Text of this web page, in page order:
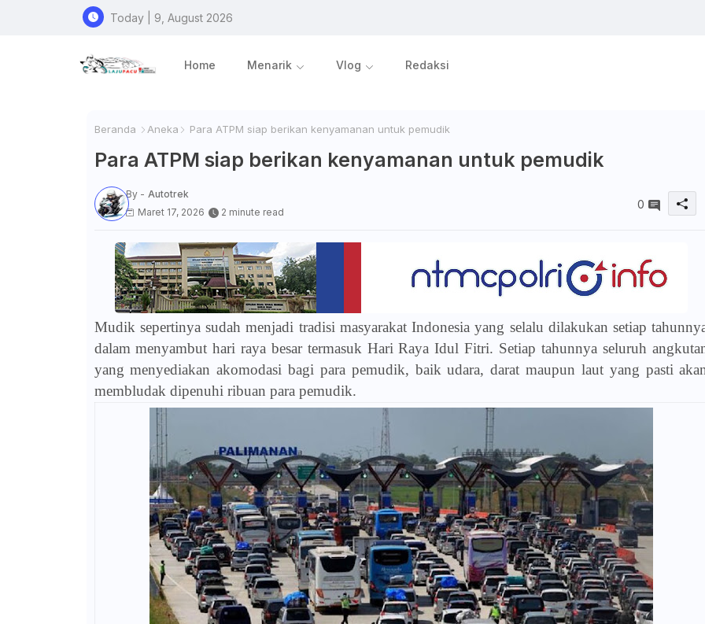
Today | 9, August 2026
Home Menarik Vlog Redaksi
Beranda Aneka Para ATPM siap berikan kenyamanan untuk pemudik
Para ATPM siap berikan kenyamanan untuk pemudik
By - Autotrek
Maret 17, 2026
2 minute read
0
Mudik sepertinya sudah menjadi tradisi masyarakat Indonesia yang selalu dilakukan setiap
dalam menyambut hari raya besar termasuk Hari Raya Idul Fitri. Setiap tahunnya seluruh
yang menyediakan akomodasi bagi para pemudik, baik udara, darat maupun laut yang pasti
membludak dipenuhi ribuan para pemudik.